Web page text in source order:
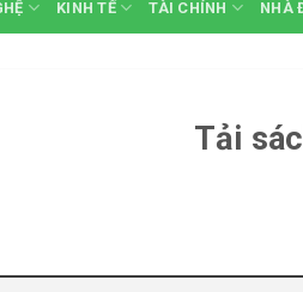
KINH TẾ TÀI CHÍNH NHÀ
Tải